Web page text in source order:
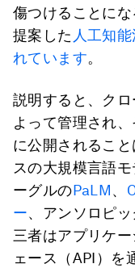
傷つけることに
提案した 人工知
れています。
説明すると、ク
よって管理され
に公開されるこ
スの大規模言語
ーグルのPaLM、
ー、アンソロピ
三者はアプリケ
ェース（API）を